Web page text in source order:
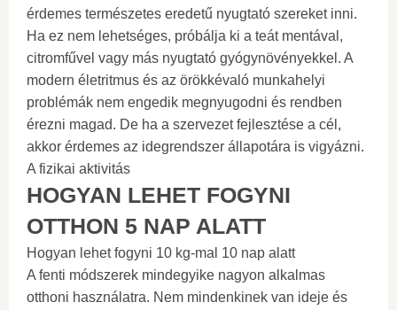
érdemes természetes eredetű nyugtató szereket inni.
Ha ez nem lehetséges, próbálja ki a teát mentával,
citromfűvel vagy más nyugtató gyógynövényekkel. A
modern életritmus és az örökkévaló munkahelyi
problémák nem engedik megnyugodni és rendben
érezni magad. De ha a szervezet fejlesztése a cél,
akkor érdemes az idegrendszer állapotára is vigyázni.
A fizikai aktivitás
HOGYAN LEHET FOGYNI
OTTHON 5 NAP ALATT
Hogyan lehet fogyni 10 kg-mal 10 nap alatt
A fenti módszerek mindegyike nagyon alkalmas
otthoni használatra. Nem mindenkinek van ideje és